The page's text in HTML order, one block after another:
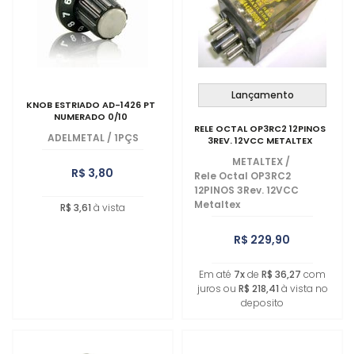
KNOB ESTRIADO AD-1426 PT
NUMERADO 0/10
ADELMETAL / 1PÇS
R$ 3,80
R$ 3,61 à vista
Lançamento
RELE OCTAL OP3RC2 12PINOS
3REV. 12VCC METALTEX
METALTEX /
Rele Octal OP3RC2
12PINOS 3Rev. 12VCC
Metaltex
R$ 229,90
Em até 7xde R$ 36,27 com
juros ou R$ 218,41 à vista no
deposito